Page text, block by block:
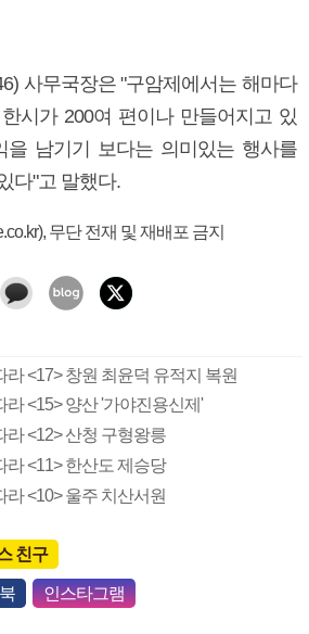
사무국장은 "구암제에서는 해마다
시가 200여 편이나 만들어지고 있
을 남기기 보다는 의미있는 행사를
다"고 말했다.
무단 전재 및 재배포 금지
<17> 창원 최윤덕 유적지 복원
라 <15> 양산 '가야진용신제'
라 <12> 산청 구형왕릉
라 <11> 한산도 제승당
<10> 울주 치산서원
친구
인스타그램